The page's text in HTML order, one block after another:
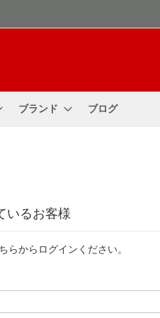
ブランド ブログ
いるお客様
らからログインください。